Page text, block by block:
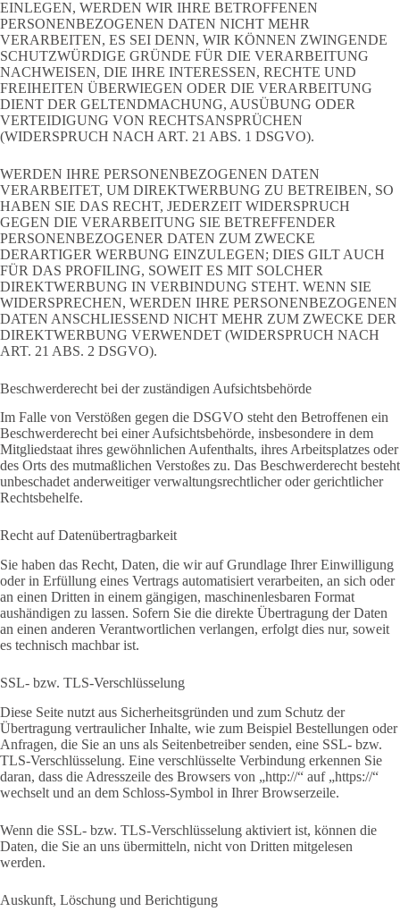
EINLEGEN, WERDEN WIR IHRE BETROFFENEN
PERSONENBEZOGENEN DATEN NICHT MEHR
VERARBEITEN, ES SEI DENN, WIR KÖNNEN ZWINGENDE
SCHUTZWÜRDIGE GRÜNDE FÜR DIE VERARBEITUNG
NACHWEISEN, DIE IHRE INTERESSEN, RECHTE UND
FREIHEITEN ÜBERWIEGEN ODER DIE VERARBEITUNG
DIENT DER GELTENDMACHUNG, AUSÜBUNG ODER
VERTEIDIGUNG VON RECHTSANSPRÜCHEN
(WIDERSPRUCH NACH ART. 21 ABS. 1 DSGVO).
WERDEN IHRE PERSONENBEZOGENEN DATEN
VERARBEITET, UM DIREKTWERBUNG ZU BETREIBEN, SO
HABEN SIE DAS RECHT, JEDERZEIT WIDERSPRUCH
GEGEN DIE VERARBEITUNG SIE BETREFFENDER
PERSONENBEZOGENER DATEN ZUM ZWECKE
DERARTIGER WERBUNG EINZULEGEN; DIES GILT AUCH
FÜR DAS PROFILING, SOWEIT ES MIT SOLCHER
DIREKTWERBUNG IN VERBINDUNG STEHT. WENN SIE
WIDERSPRECHEN, WERDEN IHRE PERSONENBEZOGENEN
DATEN ANSCHLIESSEND NICHT MEHR ZUM ZWECKE DER
DIREKTWERBUNG VERWENDET (WIDERSPRUCH NACH
ART. 21 ABS. 2 DSGVO).
Beschwerde­recht bei der zuständigen Aufsichts­behörde
Im Falle von Verstößen gegen die DSGVO steht den Betroffenen ein
Beschwerderecht bei einer Aufsichtsbehörde, insbesondere in dem
Mitgliedstaat ihres gewöhnlichen Aufenthalts, ihres Arbeitsplatzes oder
des Orts des mutmaßlichen Verstoßes zu. Das Beschwerderecht besteht
unbeschadet anderweitiger verwaltungsrechtlicher oder gerichtlicher
Rechtsbehelfe.
Recht auf Daten­übertrag­barkeit
Sie haben das Recht, Daten, die wir auf Grundlage Ihrer Einwilligung
oder in Erfüllung eines Vertrags automatisiert verarbeiten, an sich oder
an einen Dritten in einem gängigen, maschinenlesbaren Format
aushändigen zu lassen. Sofern Sie die direkte Übertragung der Daten
an einen anderen Verantwortlichen verlangen, erfolgt dies nur, soweit
es technisch machbar ist.
SSL- bzw. TLS-Verschlüsselung
Diese Seite nutzt aus Sicherheitsgründen und zum Schutz der
Übertragung vertraulicher Inhalte, wie zum Beispiel Bestellungen oder
Anfragen, die Sie an uns als Seitenbetreiber senden, eine SSL- bzw.
TLS-Verschlüsselung. Eine verschlüsselte Verbindung erkennen Sie
daran, dass die Adresszeile des Browsers von „http://“ auf „https://“
wechselt und an dem Schloss-Symbol in Ihrer Browserzeile.
Wenn die SSL- bzw. TLS-Verschlüsselung aktiviert ist, können die
Daten, die Sie an uns übermitteln, nicht von Dritten mitgelesen
werden.
Auskunft, Löschung und Berichtigung